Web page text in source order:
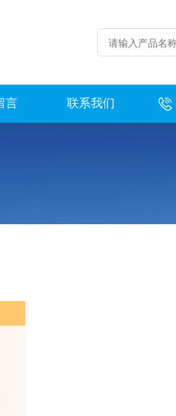
言 联系我们